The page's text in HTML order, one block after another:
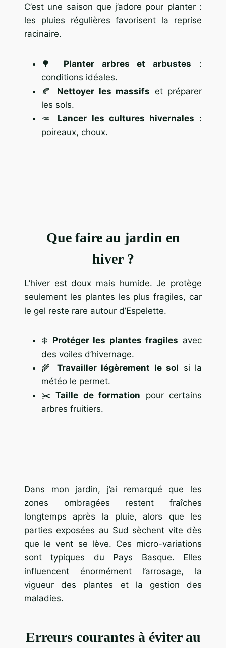
C’est une saison que j’adore pour planter :
les pluies régulières favorisent la reprise
racinaire.
🌳 Planter arbres et arbustes :
conditions idéales.
🍂 Nettoyer les massifs et préparer
les sols.
🥕 Lancer les cultures hivernales :
poireaux, choux.
Que faire au jardin en
hiver ?
L’hiver est doux mais humide. Je protège
seulement les plantes les plus fragiles, car
le gel reste rare autour d’Espelette.
❄️ Protéger les plantes fragiles avec
des voiles d’hivernage.
🌾 Travailler légèrement le sol si la
météo le permet.
✂️Taille de formation pour certains
arbres fruitiers.
Dans mon jardin, j’ai remarqué que les
zones ombragées restent fraîches
longtemps après la pluie, alors que les
parties exposées au Sud sèchent vite dès
que le vent se lève. Ces micro-variations
sont typiques du Pays Basque. Elles
influencent énormément l’arrosage, la
vigueur des plantes et la gestion des
maladies.
Erreurs courantes à éviter au